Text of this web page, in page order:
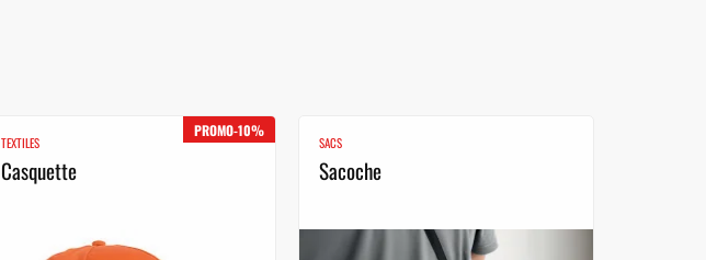
PROMO-10%
TEXTILES
Casquette
SACS
Sacoche